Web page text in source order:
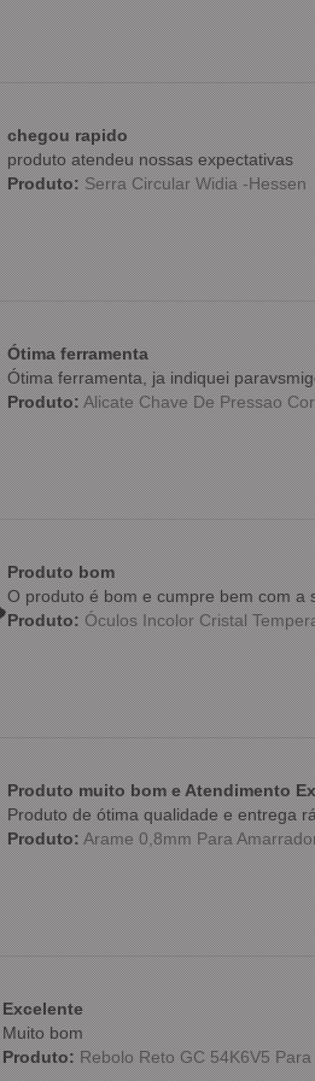
chegou rapido
produto atendeu nossas expectativas
Produto:Serra Circular Widia -Hessen
Ótima ferramenta
Ótima ferramenta, ja indiquei
Produto:Alicate Chave De Pressao
Produto bom
O produto é bom e cumpre bem com a
Produto:Óculos Incolor Cristal
Produto muito bom e Atendimento
Produto de ótima qualidade e entrega
Produto:Arame 0,8mm Para
Excelente
Muito bom
Produto:Rebolo Reto GC 54K6V5 Para